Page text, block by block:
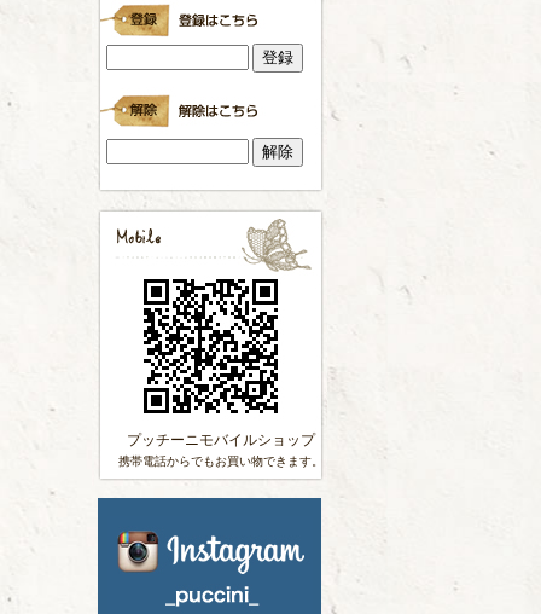
プッチーニモバイルショップ
携帯電話からでもお買い物できます。